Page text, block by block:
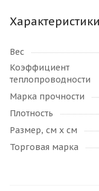
Характеристики
Вес
Коэффициент
теплопроводности
Марка прочности
Плотность
Размер, см х см
Торговая марка